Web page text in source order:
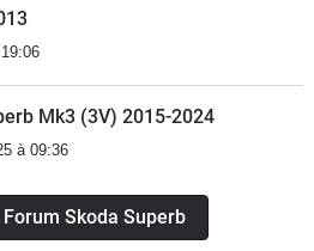
Mk3 (3V) 2015-2024
à 09:36
Skoda Superb